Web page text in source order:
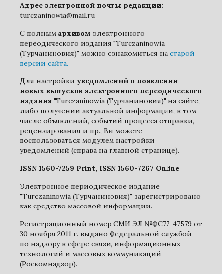
Адрес электронной почты редакции:
turczaninowia@mail.ru
С полным архивом электронного
переодического издания "Turczaninowia
(Турчаниновия)" можно ознакомиться на старой
версии сайта.
Для настройки уведомлений о появлении
новых выпусков электронного переодического
издания "Turczaninowia (Турчаниновия)" на сайте,
либо получении актуальной информации, в том
числе объявлений, событий процесса отправки,
рецензирования и пр., Вы можете
воспользоваться модулем настройки
уведомлений (справа на главной странице).
ISSN 1560-7259 Print, ISSN 1560-7267 Online
Электронное периодическое издание
"Turczaninowia (Турчаниновия)" зарегистрировано
как средство массовой информации.
Регистрационный номер СМИ ЭЛ №ФС77-47579 от
30 ноября 2011 г. выдано Федеральной службой
по надзору в сфере связи, информационных
технологий и массовых коммуникаций
(Роскомнадзор).